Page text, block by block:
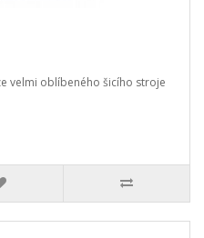
velmi oblíbeného šicího stroje